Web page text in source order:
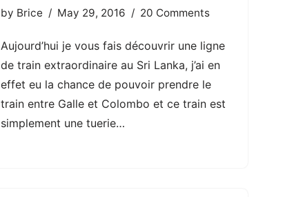
by Brice May 29, 2016 20 Comments
Aujourd’hui je vous fais découvrir une ligne
de train extraordinaire au Sri Lanka, j’ai en
effet eu la chance de pouvoir prendre le
train entre Galle et Colombo et ce train est
simplement une tuerie…